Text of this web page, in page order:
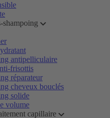
antipelliculaire
frisottis
réparateur
cheveux bouclés
solide
volume
capillaire